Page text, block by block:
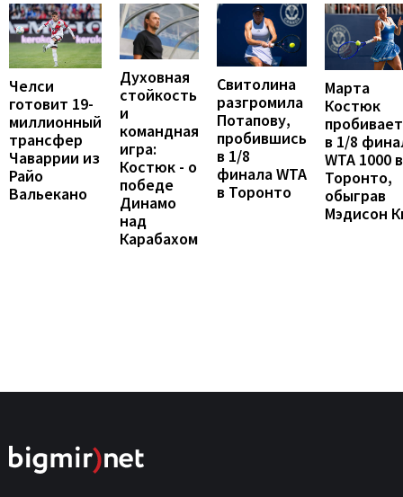
Челси
готовит 19-
миллионный
трансфер
Чаваррии из
Райо
Вальекано
Духовная
стойкость
и
командная
игра:
Костюк - о
победе
Динамо
над
Карабахом
Свитолина
разгромила
Потапову,
пробившись
в 1/8
финала WTA
в Торонто
Марта
Костюк
в 1/8
WTA 1000 в
Торонто,
обыграв
Мэдисон